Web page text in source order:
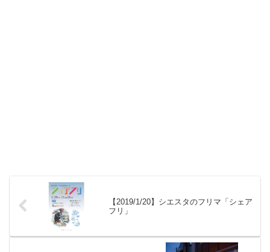
【2019/1/20】シエスタのフリマ「シェア
フリ」